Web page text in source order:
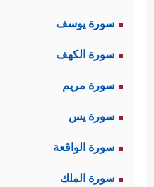
سورة يوسف
سورة الكهف
سورة مريم
سورة يس
سورة الواقعة
سورة الملك